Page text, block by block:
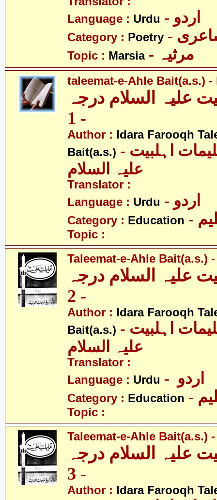
Language : Urdu - اردو
Category : Poetry
Topic : Marsia - مرثیہ
taleemat-e-Ahle Bait(a.s.) -
علیہ السلام درجہ
- 1
Author : Idara Farooqh
Bait(a.s.) - ادارہ فروغ تعلیمات اہلبیت
علیہ السلام
Translator :
Language : Urdu - اردو
Category : Education
Topic :
Taleemat-e-Ahle Bait(a.s.)
علیہ السلام درجہ
- 2
Author : Idara Farooqh
Bait(a.s.) - ادارہ فروغ تعلیمات اہلبیت
علیہ السلام
Translator :
Language : Urdu
Category : Education
Topic :
Taleemat-e-Ahle Bait(a.s.)
علیہ السلام درجہ
- 3
Author : Idara Farooqh